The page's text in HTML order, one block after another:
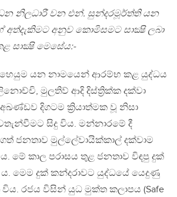
නිලධාරී වන එන්. සුන්දරමූර්ත්ති යන
අනුව කොමිසමට සාක්‍ෂි ලබා
සාක්‍ෂි මෙසේය:-
යන නාමයෙන් ආරම්භ කළ යුද්ධය
මුලතිව් ආදි දිස්ත්‍රික්ක දක්වා
දිගටම ක්‍රියාත්මක වූ නිසා
සිදු විය. මන්නාරමේ දී
ජනතාව මුල්ලේවායික්කාල් දක්වාම
මේ කාල පරාසය තුළ ජනතාව විඳපු දුක්
මෙම දුක් කන්දරාවට යුද්ධයේ යෙදුණු
රජය විසින් යුධ මුක්ත කලාපය (Safe